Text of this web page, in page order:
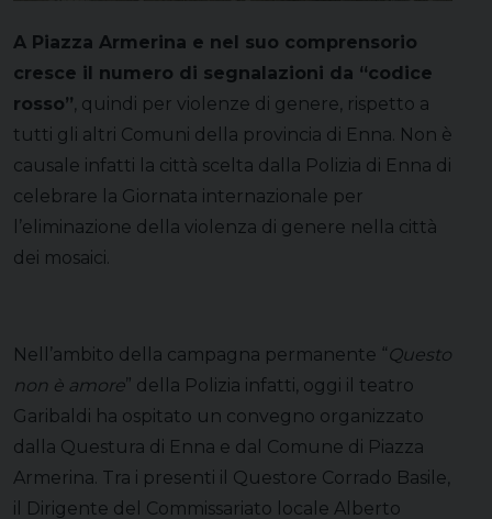
A Piazza Armerina e nel suo comprensorio
cresce il numero di segnalazioni da “codice
rosso”, quindi per violenze di genere, rispetto a
tutti gli altri Comuni della provincia di Enna. Non è
causale infatti la città scelta dalla Polizia di Enna di
celebrare la Giornata internazionale per
l’eliminazione della violenza di genere nella città
dei mosaici.
Nell’ambito della campagna permanente “Questo
non è amore” della Polizia infatti, oggi il teatro
Garibaldi ha ospitato un convegno organizzato
dalla Questura di Enna e dal Comune di Piazza
Armerina. Tra i presenti il Questore Corrado Basile,
il Dirigente del Commissariato locale Alberto